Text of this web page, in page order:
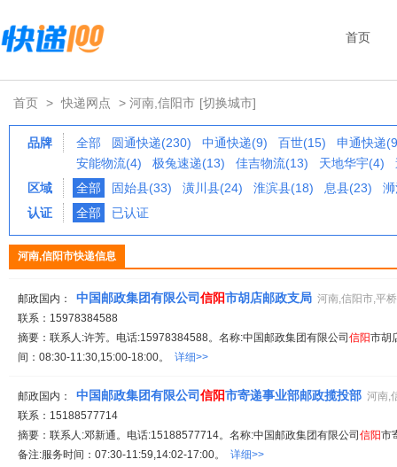
首页
首页 > 快递网点 > 河南,信阳市 [切换城市]
品牌 全部 圆通快递(230) 中通快递(9) 百世(15)
申通快递
安能物流(4)
极兔速递(13) 佳吉物流(13) 天地华宇(4)
区域
全部 固始县(33) 潢川县(24) 淮滨县(18) 息县(23)
认证
全部 已认证
河南,信阳市快递信息
邮政国内： 中国邮政集团有限公司信阳市胡店邮政支局 河南,信阳市,平
联系：15978384588
摘要：联系人:许芳。电话:15978384588。名称:中国邮政集团有限公司 信阳市胡
间：08:30-11:30,15:00-18:00。 详细>>
邮政国内： 中国邮政集团有限公司信阳市寄递事业部邮政揽投部 河南,
联系：15188577714
摘要：联系人:邓新通。电话:15188577714。名称:中国邮政集团有限公司 信阳市
备注:服务时间：07:30-11:59,14:02-17:00。 详细>>